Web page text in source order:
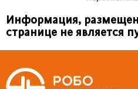
Информация,
странице не является